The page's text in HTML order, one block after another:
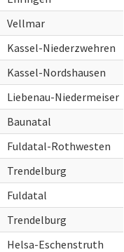
Vellmar
Kassel-Niederzwehren
Kassel-Nordshausen
Liebenau-Niedermeiser
Baunatal
Fuldatal-Rothwesten
Trendelburg
Fuldatal
Trendelburg
Helsa-Eschenstruth